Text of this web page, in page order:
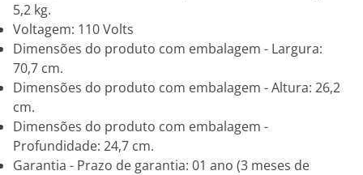
5,2 kg.
Voltagem: 110 Volts
Dimensões do produto com embalagem - Largura:
70,7 cm.
Dimensões do produto com embalagem - Altura: 26,2
cm.
Dimensões do produto com embalagem -
Profundidade: 24,7 cm.
Garantia - Prazo de garantia: 01 ano (3 meses de